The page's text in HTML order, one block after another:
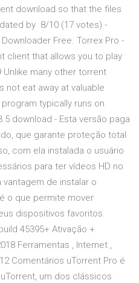
download so that the files
by 8/10 (17 votes) -
Free. Torrex Pro -
client that allows you to play
many other torrent
not eat away at valuable
typically runs on
download - Esta versão paga
que garante proteção total
com ela instalada o usuário
para ter vídeos HD no
vantagem de instalar o
o que permite mover
dispositivos favoritos.
45395+ Ativação +
Ferramentas , Internet ,
Comentários uTorrent Pro é
um dos clássicos